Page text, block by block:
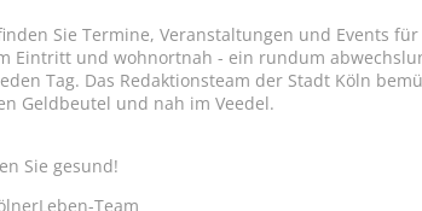
Sie Termine, Veranstaltungen und Events
Eintritt und wohnortnah - ein rundum
Tag. Das Redaktionsteam der Stadt Köln
Geldbeutel und nah im Veedel.
Sie gesund!
Team